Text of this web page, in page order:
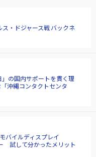
・ドジャース戦 バックネ
の国内サポートを貫く理
沖縄コンタクトセンタ
バイルディスプレイ
試して分かったメリット